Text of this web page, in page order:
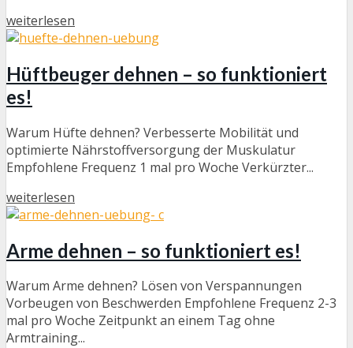
weiterlesen
Hüftbeuger dehnen – so funktioniert
es!
Warum Hüfte dehnen? Verbesserte Mobilität und
optimierte Nährstoffversorgung der Muskulatur
Empfohlene Frequenz 1 mal pro Woche Verkürzter...
weiterlesen
Arme dehnen – so funktioniert es!
Warum Arme dehnen? Lösen von Verspannungen
Vorbeugen von Beschwerden Empfohlene Frequenz 2-3
mal pro Woche Zeitpunkt an einem Tag ohne
Armtraining...